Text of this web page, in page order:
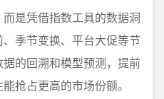
是凭借指数工具的数据洞
季节变换、平台大促等节
的回溯和模型预测，提前
抢占更高的市场份额。